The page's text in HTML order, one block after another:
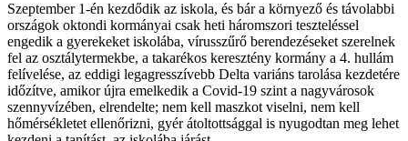
Szeptember 1-én kezdődik az iskola, és bár a környező és távolabbi
országok oktondi kormányai csak heti háromszori teszteléssel
engedik a gyerekeket iskolába, vírusszűrő berendezéseket szerelnek
fel az osztálytermekbe, a takarékos keresztény kormány a 4. hullám
felívelése, az eddigi legagresszívebb Delta variáns tarolása kezdetére
időzítve, amikor újra emelkedik a Covid-19 szint a nagyvárosok
szennyvízében, elrendelte; nem kell maszkot viselni, nem kell
hőmérsékletet ellenőrizni, gyér átoltottsággal is nyugodtan meg lehet